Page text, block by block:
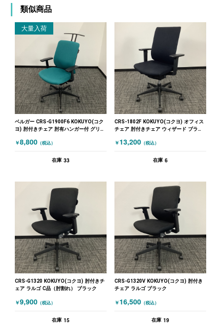
類似商品
大量入荷
ベルガー CRS-G1900F6 KOKUYO(コク
ヨ) 肘付きチェア 肘有ハンガー付 グリー
￥8,800 （税込）
在庫 33
CRS-1802F KOKUYO(コクヨ) オフィス
チェア 肘付きチェア ウィザード ブラッ
￥ 13,200 （税込）
在庫 6
CRS-G1320 KOKUYO(コクヨ) 肘付きチ
ェア ラルゴ C品（肘割れ） ブラック
￥9,900 （税込）
在庫 15
CRS-G1320V KOKUYO(コクヨ) 肘付き
チェア ラルゴ ブラック
￥ 16,500 （税込）
在庫 19